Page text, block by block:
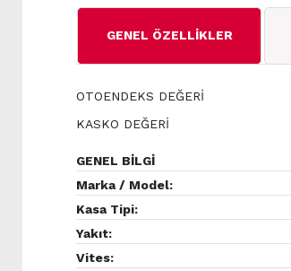
GENEL ÖZELLİKLER
OTOENDEKS DEĞERİ
KASKO DEĞERİ
GENEL BİLGİ
Marka / Model:
Kasa Tipi:
Yakıt:
Vites: